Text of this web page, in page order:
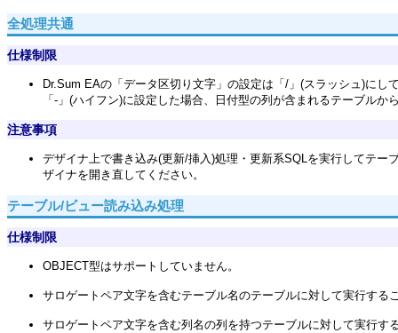
全処理共通
仕様制限
Dr.Sum EAの「データ区切り文字」の設定は「/」(スラッシュ)にし
「-」(ハイフン)に設定した場合、日付型の列が含まれるテーブルか
注意事項
デザイナ上で書き込み(更新/挿入)処理・更新系SQLを実行してテ
ザイナを開き直してください。
テーブル/ビュー読み込み処理
仕様制限
OBJECT型はサポートしていません。
サロゲートペア文字を含むテーブル名のテーブルに対して実行する
サロゲートペア文字を含む列名の列を持つテーブルに対して実行す